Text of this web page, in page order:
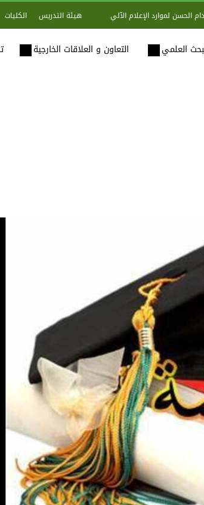
الحسن لموارد الإعلام الآلي هيئة التدريس الكليات
العلمي التعاون و العلاقات الخارجية